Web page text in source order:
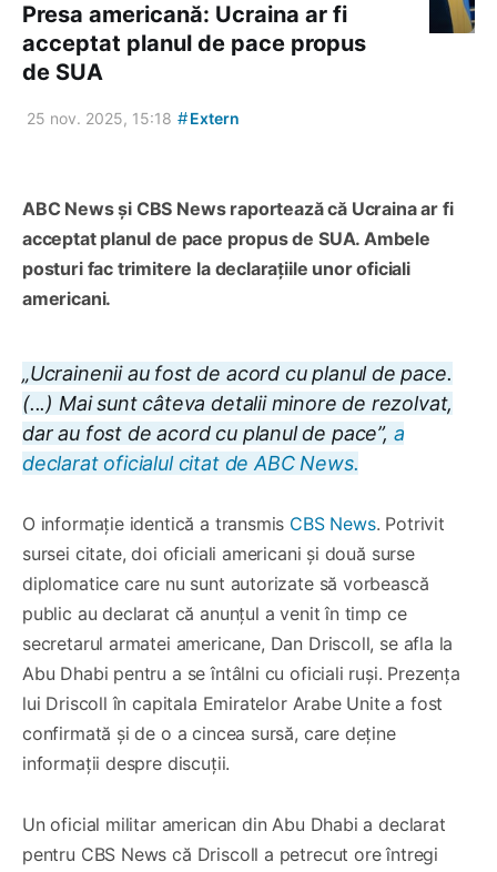
Presa americană: Ucraina ar fi
acceptat planul de pace propus
de SUA
25 nov. 2025, 15:18 #Extern
ABC News și CBS News raportează că Ucraina ar fi
acceptat planul de pace propus de SUA. Ambele
posturi fac trimitere la declarațiile unor oficiali
americani.
„Ucrainenii au fost de acord cu planul de pace.
(...) Mai sunt câteva detalii minore de rezolvat,
dar au fost de acord cu planul de pace”, a
declarat oficialul citat de ABC News.
O informație identică a transmis CBS News. Potrivit
sursei citate, doi oficiali americani și două surse
diplomatice care nu sunt autorizate să vorbească
public au declarat că anunțul a venit în timp ce
secretarul armatei americane, Dan Driscoll, se afla la
Abu Dhabi pentru a se întâlni cu oficiali ruși. Prezența
lui Driscoll în capitala Emiratelor Arabe Unite a fost
confirmată și de o a cincea sursă, care deține
informații despre discuții.
Un oficial militar american din Abu Dhabi a declarat
pentru CBS News că Driscoll a petrecut ore întregi